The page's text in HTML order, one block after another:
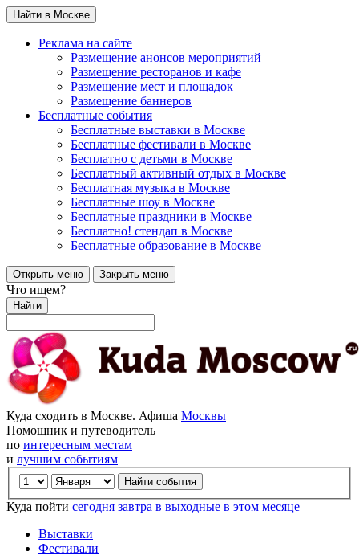
Найти в Москве
Реклама на сайте
Размещение анонсов мероприятий
Размещение ресторанов и кафе
Размещение мест и площадок
Размещение баннеров
Бесплатные события
Бесплатные выставки в Москве
Бесплатные фестивали в Москве
Бесплатно с детьми в Москве
Бесплатный активный отдых в Москве
Бесплатная музыка в Москве
Бесплатные шоу в Москве
Бесплатные праздники в Москве
Бесплатно! стендап в Москве
Бесплатные образование в Москве
Открыть меню Закрыть меню
Что ищем?
Найти
Куда сходить в Москве. Афиша Москвы
Помощник и путеводитель
по интересным местам
и лучшим событиям
Куда пойти сегодня завтра в выходные в этом месяце
Выставки
Фестивали